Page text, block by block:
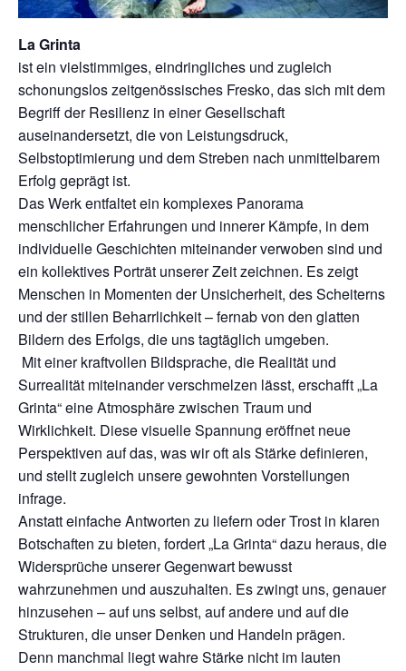
La Grinta
ist ein vielstimmiges, eindringliches und zugleich
schonungslos zeitgenössisches Fresko, das sich mit dem
Begriff der Resilienz in einer Gesellschaft
auseinandersetzt, die von Leistungsdruck,
Selbstoptimierung und dem Streben nach unmittelbarem
Erfolg geprägt ist.
Das Werk entfaltet ein komplexes Panorama
menschlicher Erfahrungen und innerer Kämpfe, in dem
individuelle Geschichten miteinander verwoben sind und
ein kollektives Porträt unserer Zeit zeichnen. Es zeigt
Menschen in Momenten der Unsicherheit, des Scheiterns
und der stillen Beharrlichkeit – fernab von den glatten
Bildern des Erfolgs, die uns tagtäglich umgeben.
Mit einer kraftvollen Bildsprache, die Realität und
Surrealität miteinander verschmelzen lässt, erschafft „La
Grinta“ eine Atmosphäre zwischen Traum und
Wirklichkeit. Diese visuelle Spannung eröffnet neue
Perspektiven auf das, was wir oft als Stärke definieren,
und stellt zugleich unsere gewohnten Vorstellungen
infrage.
Anstatt einfache Antworten zu liefern oder Trost in klaren
Botschaften zu bieten, fordert „La Grinta“ dazu heraus, die
Widersprüche unserer Gegenwart bewusst
wahrzunehmen und auszuhalten. Es zwingt uns, genauer
hinzusehen – auf uns selbst, auf andere und auf die
Strukturen, die unser Denken und Handeln prägen.
Denn manchmal liegt wahre Stärke nicht im lauten